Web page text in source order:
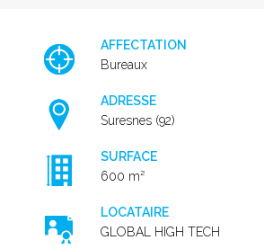
AFFECTATION
Bureaux
ADRESSE
Suresnes (92)
SURFACE
600 m²
LOCATAIRE
GLOBAL HIGH TECH